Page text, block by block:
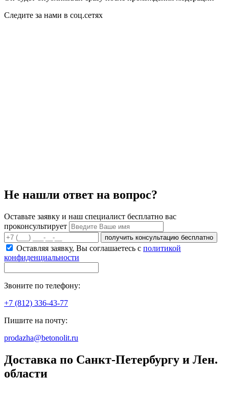
Следите за нами в соц.сетях
Не нашли ответ на вопрос?
Оставьте заявку и наш специалист бесплатно вас
проконсультирует
получить консультацию бесплатно
Оставляя заявку, Вы соглашаетесь с политикой
конфиденциальности
Звоните по телефону:
+7 (812) 336-43-77
Пишите на почту:
prodazha@betonolit.ru
Доставка по Санкт-Петербургу и Лен.
области